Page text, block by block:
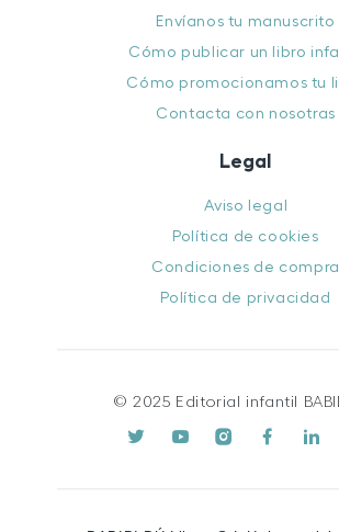
Envíanos tu manuscrito
Cómo publicar un libro
Cómo promocionamos tu
Contacta con nosotras
Legal
Aviso legal
Política de cookies
Condiciones de compra
Política de privacidad
© 2025 Editorial infantil